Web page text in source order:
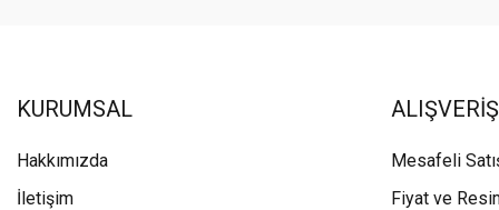
KURUMSAL
Hakkımızda
İletişim
ALIŞVERİŞ
Mesafeli
Fiyat ve